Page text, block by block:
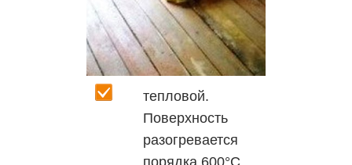
тепловой.
Поверхность
разогревается